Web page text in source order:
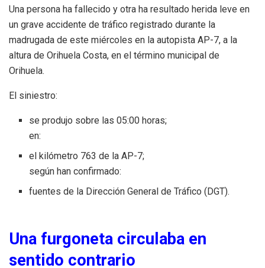
Una persona ha fallecido y otra ha resultado herida leve en
un grave accidente de tráfico registrado durante la
madrugada de este miércoles en la autopista AP-7, a la
altura de Orihuela Costa, en el término municipal de
Orihuela.
El siniestro:
se produjo sobre las 05:00 horas;
en:
el kilómetro 763 de la AP-7;
según han confirmado:
fuentes de la Dirección General de Tráfico (DGT).
Una furgoneta circulaba en
sentido contrario